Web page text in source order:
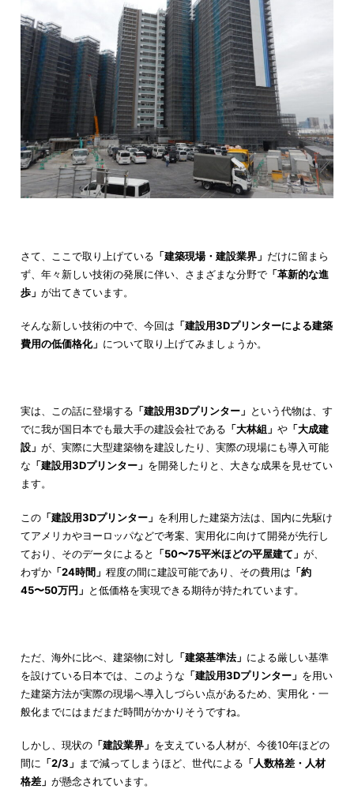
さて、ここで取り上げている 「建築現場・建設業界」 だけに留まら
ず、年々新しい技術の発展に伴い、さまざまな分野で「革新的な進
歩」 が出てきています。
そんな新しい技術の中で、今回は 「建設用3Dプリンターによる建築
費用の低価格化」 について取り上げてみましょうか。
実は、この話に登場する 「建設用3Dプリンター」 という代物は、す
でに我が国日本でも最大手の建設会社である 「大林組」 や「大成建
設」 が、実際に大型建築物を建設したり、実際の現場にも導入可能
な 「建設用3Dプリンター」 を開発したりと、大きな成果を見せてい
ます。
この「建設用3Dプリンター」 を利用した建築方法は、国内に先駆け
てアメリカやヨーロッパなどで考案、実用化に向けて開発が先行し
ており、そのデータによると
「50〜75平米ほどの平屋建て」 が、
わずか「24時間」 程度の間に建設可能であり、その費用は 「約
45〜50万円」 と低価格を実現できる期待が持たれています。
ただ、海外に比べ、建築物に対し 「建築基準法」 による厳しい基準
を設けている日本では、このような 「建設用3Dプリンター」 を用い
た建築方法が実際の現場へ導入しづらい点があるため、実用化・一
般化までにはまだまだ時間がかかりそうですね。
しかし、現状の「建設業界」 を支えている人材が、今後10年ほどの
間に 「2/3」 まで減ってしまうほど、世代による 「人数格差・人材
格差」 が懸念されています。